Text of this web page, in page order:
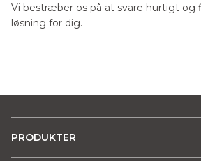
Vi bestræber os på at svare hurtigt og
løsning for dig.
PRODUKTER